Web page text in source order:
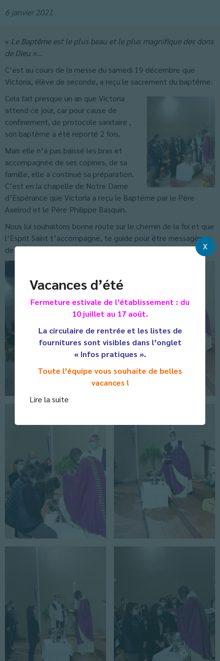
Vacances d’été
Fermeture estivale de l’établissement : du
10 juillet au 17 août.
La circulaire de rentrée et les listes de
fournitures sont visibles dans l’onglet
« Infos pratiques ».
Toute l’équipe vous souhaite de belles
vacances !
Lire la suite
X
6 janvier 2021
« Le Baptême est le plus beau et le plus magnifique des dons
de Dieu »…
C’est au cours de la messe du samedi 19 décembre que
Victoria, élève de seconde, a reçu le sacrement du baptême.
Cela fait presque un an que Victoria
attend ce jour, car pour cause de
confinement, de protocole sanitaire ,
son baptême a été reporté 2 fois.
Mais elle n’a pas baissé les bras et
accompagnée de ses copines, de sa
famille, elle a continué sa préparation.
C’est en la chapelle de Notre Dame
d’Espérance que Victoria a reçu le Baptême par le Père
Axelrod et le Père Philippe Basquin.
Nous lui souhaitons bonne route sur le chemin de la foi et que
l’Esprit Saint t’accompagne, te guide pour être messagère
de l’Evangile.